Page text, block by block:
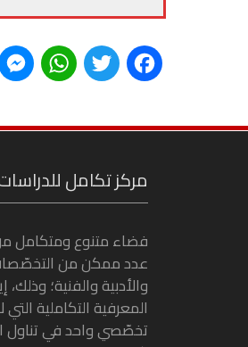
F
c
e
b
o
o
k
T
i
t
t
e
r
W
a
t
s
A
p
p
مركز تكامل
فضاء متنوع ومتكامل
عدد ممكن من
والأدبية والفنية؛ وذلك،
المعرفية التكاملية
تخصّصي واحد في تناول